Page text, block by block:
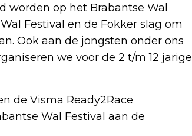
worden op het Brabantse Wal
Festival en de Fokker slag om
Ook aan de jongsten onder ons
we voor de 2 t/m 12 jarige
de Visma Ready2Race
Wal Festival aan de